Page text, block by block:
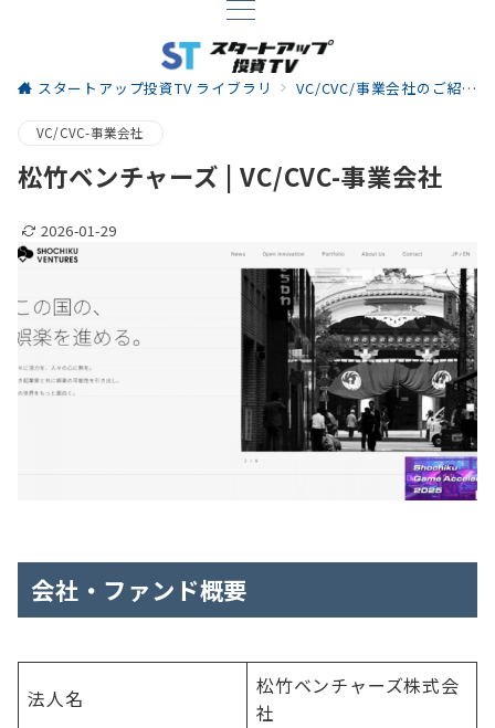
スタートアップ投資TV ライブラリ VC/CVC/事業会社のご紹介
VC/CVC-事業会社
松竹ベンチャーズ | VC/CVC-事業会社
2026-01-29
会社・ファンド概要
法人名
松竹ベンチャーズ株式会
社